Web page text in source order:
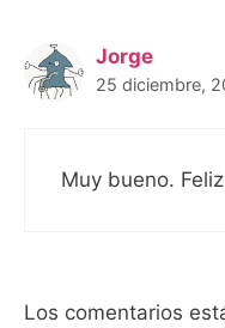
Jorge
25 diciembre,
Muy bueno.
Los comentarios